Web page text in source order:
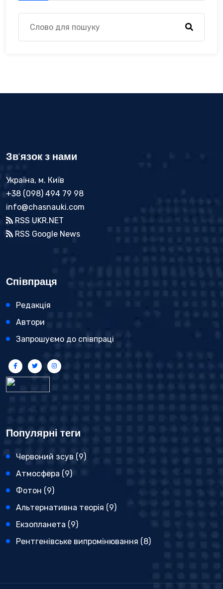
Зв'язок з нами
Україна, м. Київ
+38 (098) 494 79 98
info@chasnauki.com
RSS UKR.NET
RSS Google News
Співпраця
Редакція
Автори
Запрошуємо до співпраці
Популярні теги
Червоний зсув (9)
Атмосфера (9)
Фотон (9)
Альтернативна теорія (9)
Екзопланета (9)
Рентгенівське випромінювання (8)